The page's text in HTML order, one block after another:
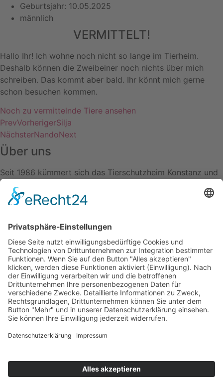
Geburtsjahr: 10.05.2025
männlich
VERMITTELT!
Hallo Ihr! Ich wohne noch nicht so lange im Tierheim.
Deshalb können die Zweibeiner noch nichts über mich
schreiben. Das kommt aber bald. Ihr könnt mich gerne
schon besuchen kommen.
Noch zu vermittelnde Tiere ansehen
PrevVorherigerSilja
NächsterNandoNext
Über uns
Seit 1986 kümmert sich das Tierschutzheim Konstanz und
Umgebung e.V. um hilfsbedürftige Tiere in der Region.
Mehr erfahren
Kontaktiere uns
07531 / 79547
info@tierschutzheim.de
Facebook Instagram Instagram
Mitglied im Deutschen Tierschutzbund e.V.
Landestierschutzverband Baden-Württemberg
Findefix das Haustierregister